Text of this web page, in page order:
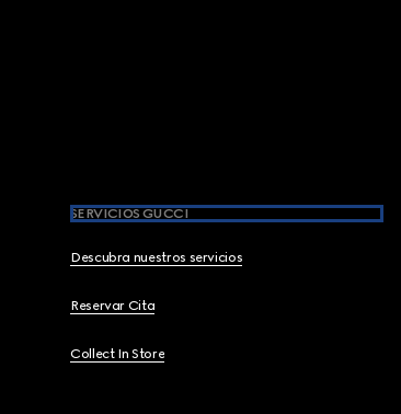
SERVICIOS GUCCI
Descubra nuestros servicios
Reservar Cita
Collect In Store